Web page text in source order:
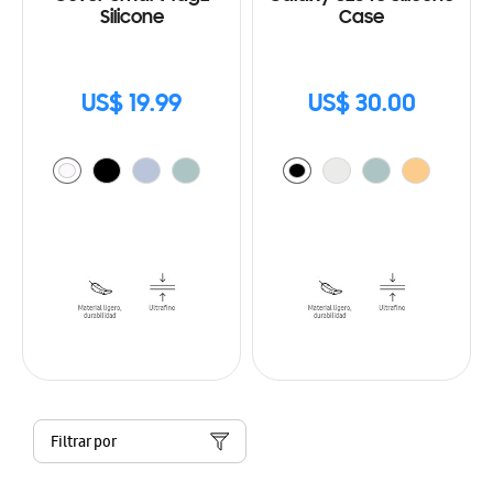
Silicone
US$ 19.99
Case
US$ 30.00
Filtrar por